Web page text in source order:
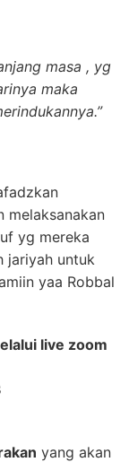
masa , yg
maka
melaksanakan
yg mereka
jariyah untuk
yaa Robbal
live zoom
yang akan